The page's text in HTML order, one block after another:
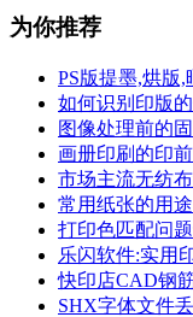
为你推荐
PS版提墨,烘版
如何识别印版
图像处理前的
画册印刷的印
市场主流无纺
常用纸张的用
打印色匹配问
乐闪软件:实用
快印店CAD钢
SHX字体文件